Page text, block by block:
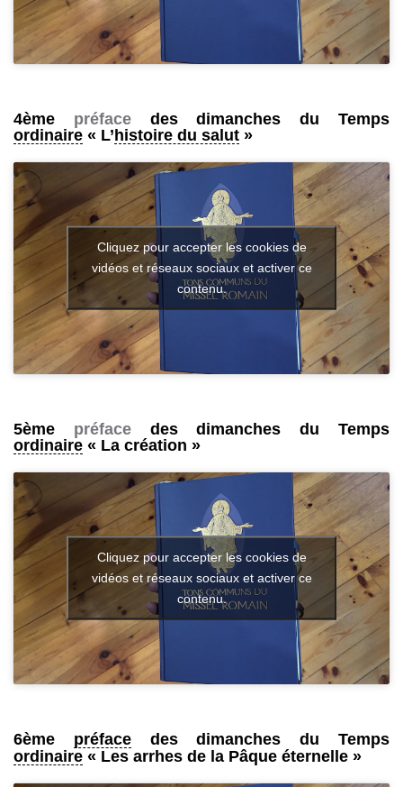
4ème préfacedes dimanches du Temps
ordinaire « L’histoire du salut »
Cliquez pour accepter les cookies de
vidéos et réseaux sociaux et activer ce
contenu.
5ème préfacedes dimanches du Temps
ordinaire « La création »
Cliquez pour accepter les cookies de
vidéos et réseaux sociaux et activer ce
contenu.
6ème préfacedes dimanches du Temps
ordinaire « Les arrhes de la Pâque éternelle »